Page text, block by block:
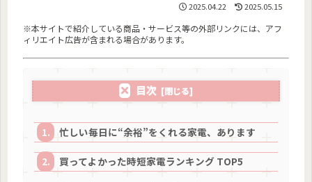
2025.04.22 2025.05.15
※本サイトで紹介している商品・サービス等の外部リンクには、アフ
ィリエイト広告が含まれる場合があります。
目次
忙しい毎日に“余裕”をくれる家電、あります
買ってよかった時短家電ランキング TOP5